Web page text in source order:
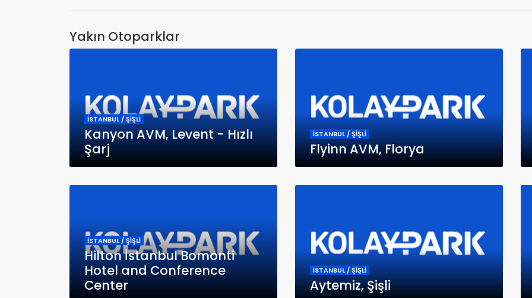
Yakın Otoparklar
İSTANBUL / ŞİŞLİ
Kanyon AVM, Levent - Hızlı
Şarj
İSTANBUL / ŞİŞLİ
Flyinn AVM, Florya
İSTANBUL / ŞİŞLİ
Hilton İstanbul Bomonti
Hotel and Conference
Center
İSTANBUL / ŞİŞLİ
Aytemiz, Şişli